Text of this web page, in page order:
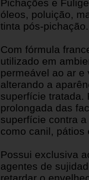
Pichações e
óleos, poluição,
tinta pós-pichação.
Com fórmula
utilizado em
permeável ao ar
alterando a
superfície tratada.
prolongada das
superfície contra
como canil, pátios
Possui exclusiva
agentes de